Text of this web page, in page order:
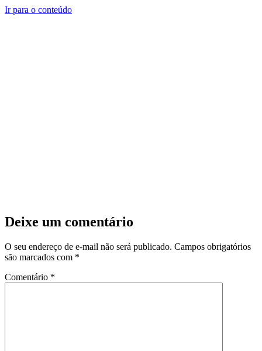
Ir para o conteúdo
Deixe um comentário
O seu endereço de e-mail não será publicado. Campos obrigatórios
são marcados com *
Comentário *